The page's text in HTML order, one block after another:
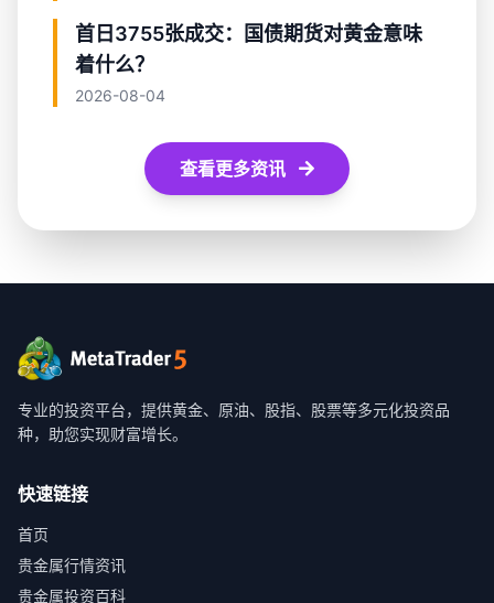
首日3755张成交：国债期货对黄金意味
着什么？
2026-08-04
查看更多资讯
专业的投资平台，提供黄金、原油、股指、股票等多元化投资品
种，助您实现财富增长。
快速链接
首页
贵金属行情资讯
贵金属投资百科